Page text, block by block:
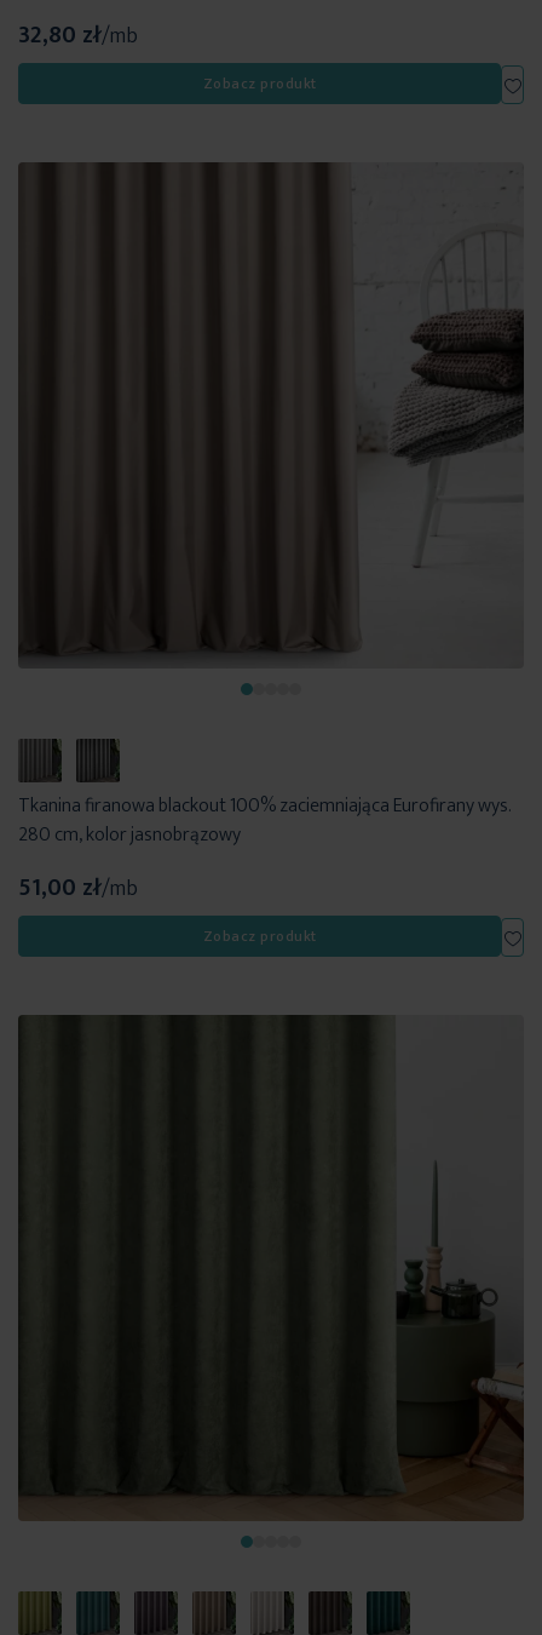
32,80 zł/mb
Zobacz produkt
Tkanina firanowa blackout 100% zaciemniająca Eurofirany wys.
280 cm, kolor jasnobrązowy
51,00 zł/mb
Zobacz produkt